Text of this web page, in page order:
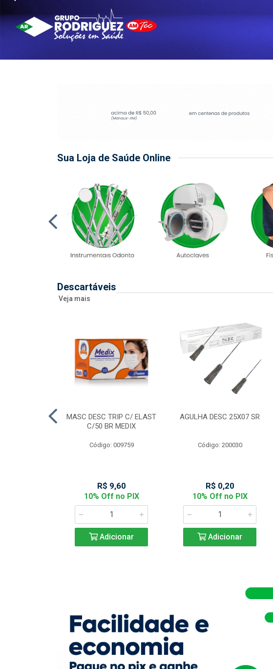
Sua Loja de Saúde Online
Descartáveis
Veja mais
MASC DESC TRIP C/ ELAST
C/50 BR MEDIX
Código: 009759
R$ 9,60
10% Off no PIX
Adicionar
AGULHA DESC 25X07 SR
Código: 200030
R$ 0,20
10% Off no PIX
Adicionar